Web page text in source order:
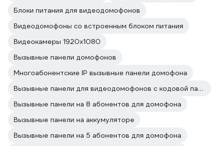
Блоки питания для видеодомофонов
Видеодомофоны со встроенным блоком питания
Видеокамеры 1920х1080
Вызывные панели домофонов
Многоабонентские IP вызывные панели домофона
Вызывные панели для видеодомофонов с кодовой панелью
Вызывные панели на 8 абонентов для домофона
Вызывные панели на аккумуляторе
Вызывные панели на 5 абонентов для домофона